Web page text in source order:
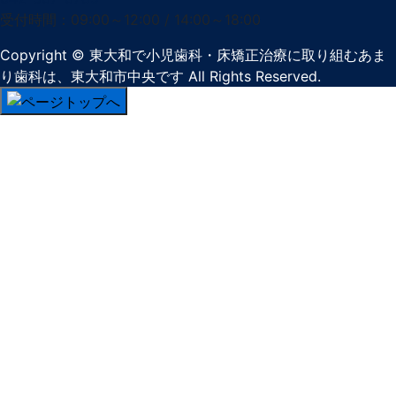
受付時間：09:00～12:00 / 14:00～18:00
Copyright © 東大和で小児歯科・床矯正治療に取り組むあま
り歯科は、東大和市中央です All Rights Reserved.